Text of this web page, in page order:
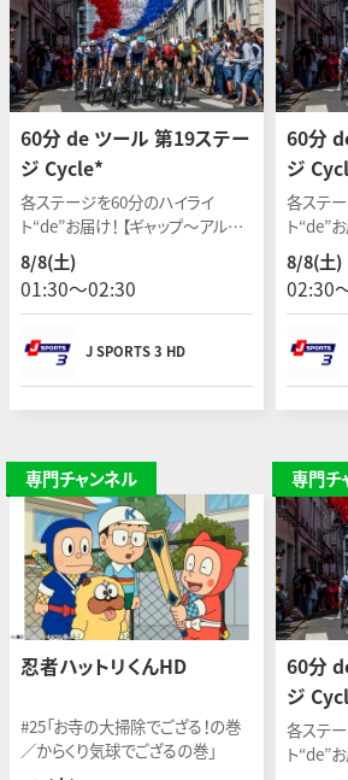
60分 de ツール 第19ステー
ジ Cycle*
各ステージを60分のハイライ
ト“de”お届け！ 【ギャップ〜アルプ・
デュエズ】 開催日：2026年7月24日
(現地)
8/8(土)
01:30〜02:30
J SPORTS 3 HD
60分
ジ
各ステ
ト“de”
シエール・メ
年7月23
8/8(土)
02:30
専門チャンネル
忍者ハットリくんHD
#25「お寺の大掃除でござる！の巻
／からくり気球でござるの巻」
専門チ
60分
ジ
各ステ
ト“de”